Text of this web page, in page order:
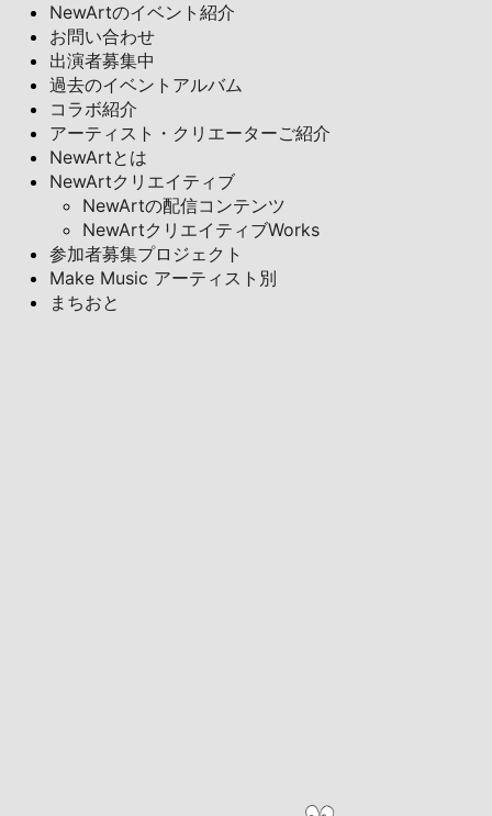
NewArtのイベント紹介
お問い合わせ
出演者募集中
過去のイベントアルバム
コラボ紹介
アーティスト・クリエーターご紹介
NewArtとは
NewArtクリエイティブ
NewArtの配信コンテンツ
NewArtクリエイティブWorks
参加者募集プロジェクト
Make Music アーティスト別
まちおと